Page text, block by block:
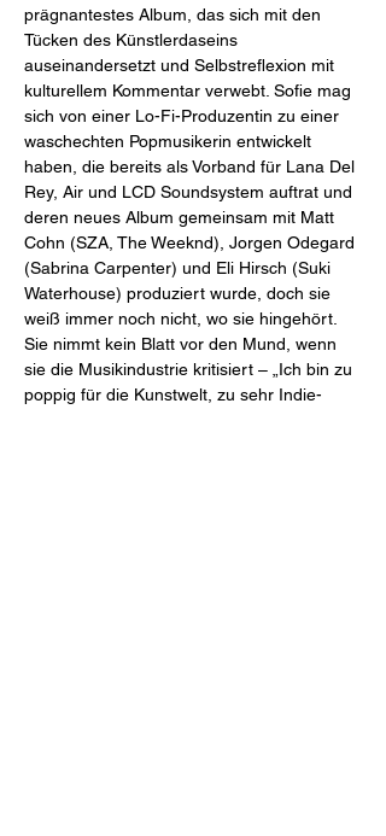
prägnantestes Album, das sich mit den
Tücken des Künstlerdaseins
auseinandersetzt und Selbstreflexion mit
kulturellem Kommentar verwebt. Sofie mag
sich von einer Lo-Fi-Produzentin zu einer
waschechten Popmusikerin entwickelt
haben, die bereits als Vorband für Lana Del
Rey, Air und LCD Soundsystem auftrat und
deren neues Album gemeinsam mit Matt
Cohn (SZA, The Weeknd), Jorgen Odegard
(Sabrina Carpenter) und Eli Hirsch (Suki
Waterhouse) produziert wurde, doch sie
weiß immer noch nicht, wo sie hingehört.
Sie nimmt kein Blatt vor den Mund, wenn
sie die Musikindustrie kritisiert – „Ich bin zu
poppig für die Kunstwelt, zu sehr Indie-